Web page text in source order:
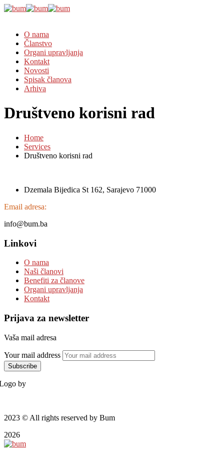
O nama
Članstvo
Organi upravljanja
Kontakt
Novosti
Spisak članova
Arhiva
Društveno korisni rad
Home
Services
Društveno korisni rad
Dzemala Bijedica St 162, Sarajevo 71000
Email adresa:
info@bum.ba
Linkovi
O nama
Naši članovi
Benefiti za članove
Organi upravljanja
Kontakt
Prijava za newsletter
Vaša mail adresa
Your mail address
by
2023 © All rights reserved by Bum
2026